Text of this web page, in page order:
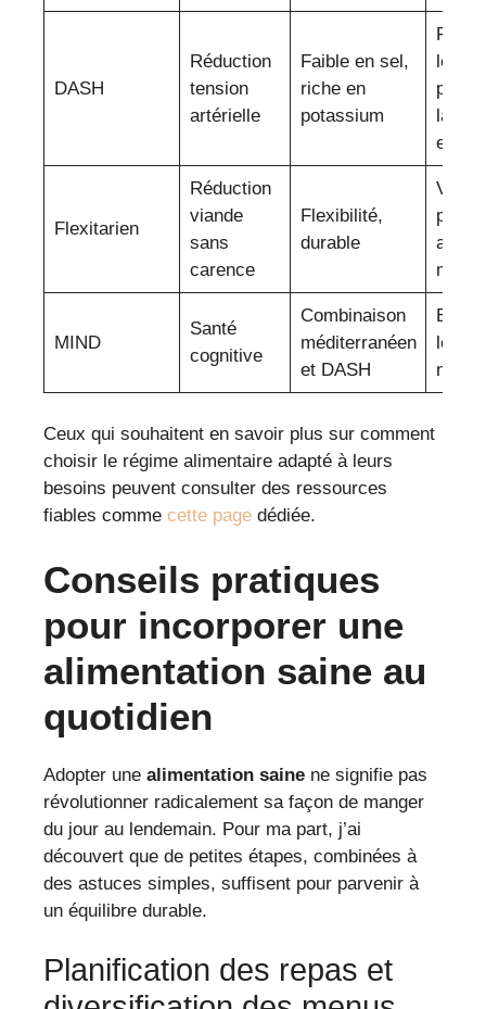
DASH
Réduction
tension
artérielle
Faible en sel,
riche en
potassium
en
Flexitarien
Réduction
viande
sans
carence
Flexibilité,
durable
MIND
Santé
cognitive
Combinaison
méditerranéen
et DASH
Baies,
noix
Ceux qui souhaitent en savoir plus sur comment
choisir le régime alimentaire adapté à leurs
besoins peuvent consulter des ressources
fiables comme cette page dédiée.
Conseils pratiques
pour incorporer une
alimentation saine au
quotidien
Adopter une alimentation saine ne signifie pas
révolutionner radicalement sa façon de manger
du jour au lendemain. Pour ma part, j’ai
découvert que de petites étapes, combinées à
des astuces simples, suffisent pour parvenir à
un équilibre durable.
Planification des repas et